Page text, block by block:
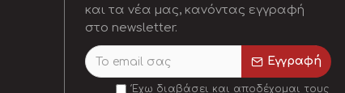
και τα νέα μας, κανόντας εγγραφή
στο newsletter.
Εγγραφή
Έχω διαβάσει και αποδέχομαι τους